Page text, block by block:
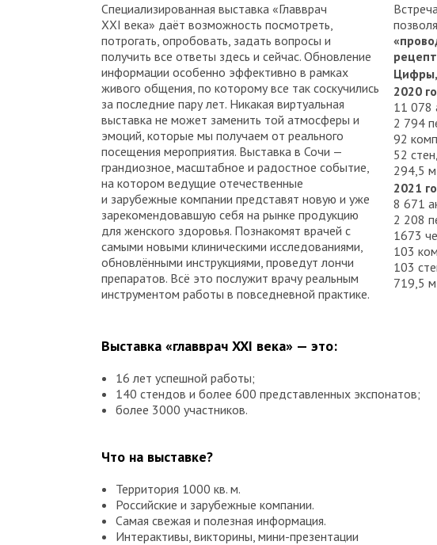
Специализированная выставка «Главврач
XXI века» даёт возможность посмотреть,
потрогать, опробовать, задать вопросы и
получить все ответы здесь и сейчас. Обновление
информации особенно эффективно в рамках
живого общения, по которому все так соскучились
за последние пару лет. Никакая виртуальная
выставка не может заменить той атмосферы и
эмоций, которые мы получаем от реального
посещения мероприятия. Выставка в Сочи —
грандиозное, масштабное и радостное событие,
на котором ведущие отечественные
и зарубежные компании представят новую и уже
зарекомендовавшую себя на рынке продукцию
для женского здоровья. Познакомят врачей с
самыми новыми клиническими исследованиями,
обновлёнными инструкциями, проведут лончи
препаратов. Всё это послужит врачу реальным
инструментом работы в повседневной практике.
2020
11 078
2 794
92
52
294,5
2021
8 671
2 208
1673
103
103
719,5
Выставка «главврач XXI века» — это:
16 лет успешной работы;
140 стендов и более 600 представленных экспонатов;
более 3000 участников.
Что на выставке?
Территория 1000 кв. м.
Российские и зарубежные компании.
Самая свежая и полезная информация.
Интерактивы, викторины, мини-презентации